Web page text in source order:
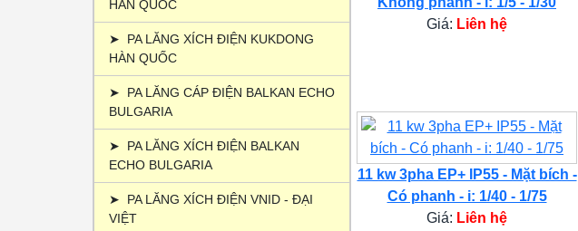
HÀN QUỐC
➤
PA LĂNG XÍCH ĐIỆN KUKDONG
HÀN QUỐC
➤
PA LĂNG CÁP ĐIỆN BALKAN ECHO
BULGARIA
➤
PA LĂNG XÍCH ĐIỆN BALKAN
ECHO BULGARIA
➤
PA LĂNG XÍCH ĐIỆN VNID - ĐẠI
VIỆT
Giá: Liên hệ
11 kw 3pha EP+ IP55 - Mặt bích -
Có phanh - i: 1/40 - 1/75
Giá: Liên hệ